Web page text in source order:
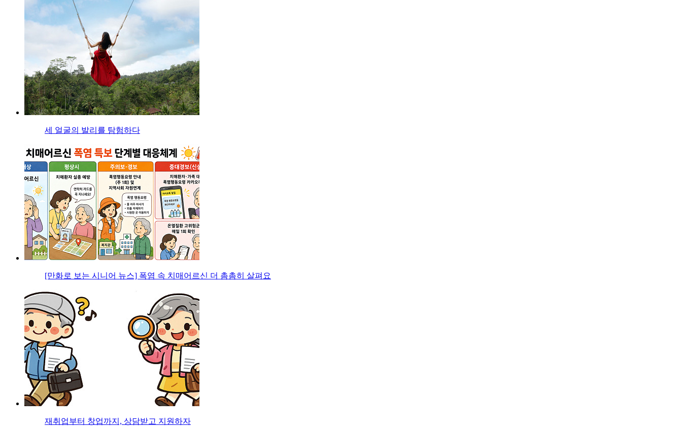
세 얼굴의 발리를 탐험하다
[만화로 보는 시니어 뉴스] 폭염 속 치매어르신 더 촘촘히 살펴요
재취업부터 창업까지, 상담받고 지원하자